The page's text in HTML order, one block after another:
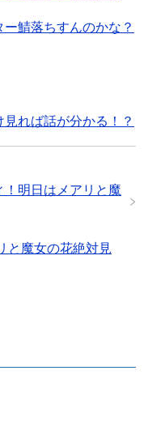
鯖落ちすんのかな？
れば話が分かる！？
明日はメアリと魔
と魔女の花絶対見